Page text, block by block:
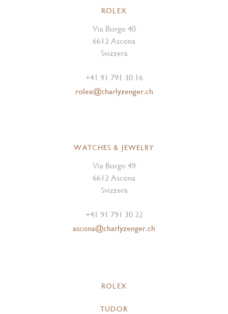
ROLEX
Via Borgo 40
6612 Ascona
Svizzera
+41 91 791 30 16
rolex@charlyzenger.ch
WATCHES & JEWELRY
Via Borgo 49
6612 Ascona
Svizzera
+41 91 791 30 22
ascona@charlyzenger.ch
ROLEX
TUDOR